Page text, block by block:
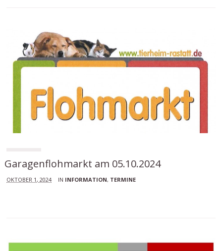
Garagenflohmarkt am 05.10.2024
OKTOBER 1, 2024 IN INFORMATION, TERMINE